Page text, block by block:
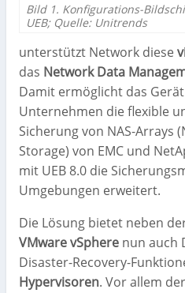
Bild 1. Konfigurations-
UEB; Quelle: Unitrends
unterstützt Network diese
das Network Data
Damit ermöglicht das
Unternehmen die flexible
Sicherung von NAS-Arrays
Storage) von EMC und
mit UEB 8.0 die
Umgebungen erweitert.
Die Lösung bietet neben
VMware vSphere nun auch
Disaster-Recovery-
Hypervisoren. Vor allem der